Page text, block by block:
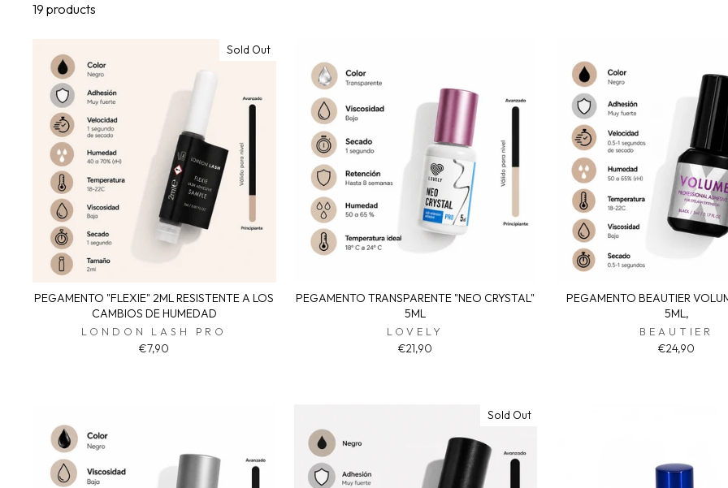
19 products
Sold Out
PEGAMENTO "FLEXIE" 2ML RESISTENTE A LOS
CAMBIOS DE HUMEDAD
LONDON LASH PRO
€7,90
PEGAMENTO TRANSPARENTE "NEO CRYSTAL"
5ML
LOVELY
€21,90
PEGAMENTO BEAUTIER
5ML,
BEAUTIER
€24,90
Sold Out